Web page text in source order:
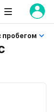
пробегом